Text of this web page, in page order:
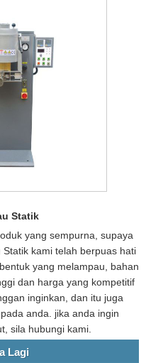
Statik
yang sempurna, supaya
kami telah berpuas hati
yang melampau, bahan
dan harga yang kompetitif
inginkan, dan itu juga
anda. jika anda ingin
sila hubungi kami.
Lagi